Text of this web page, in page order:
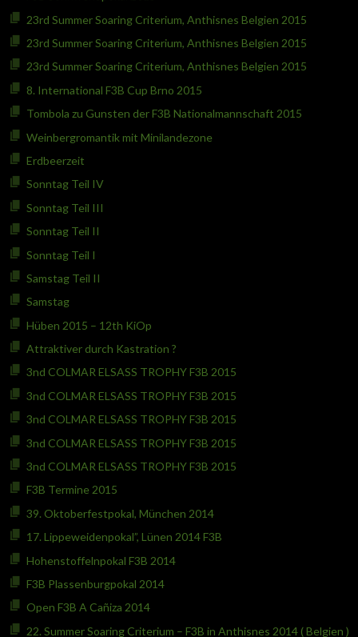
23rd Summer Soaring Criterium, Anthisnes Belgien 2015
23rd Summer Soaring Criterium, Anthisnes Belgien 2015
23rd Summer Soaring Criterium, Anthisnes Belgien 2015
8. International F3B Cup Brno 2015
Tombola zu Gunsten der F3B Nationalmannschaft 2015
Weinbergromantik mit Minilandezone
Erdbeerzeit
Sonntag Teil IV
Sonntag Teil III
Sonntag Teil II
Sonntag Teil I
Samstag Teil II
Samstag
Hüben 2015 – 12th KiOp
Attraktiver durch Kastration ?
3nd COLMAR ELSASS TROPHY F3B 2015
3nd COLMAR ELSASS TROPHY F3B 2015
3nd COLMAR ELSASS TROPHY F3B 2015
3nd COLMAR ELSASS TROPHY F3B 2015
3nd COLMAR ELSASS TROPHY F3B 2015
F3B Termine 2015
39. Oktoberfestpokal, München 2014
17. Lippeweidenpokal”, Lünen 2014 F3B
Hohenstoffelnpokal F3B 2014
F3B Plassenburgpokal 2014
Open F3B A Cañiza 2014
22. Summer Soaring Criterium – F3B in Anthisnes 2014 ( Belgien )